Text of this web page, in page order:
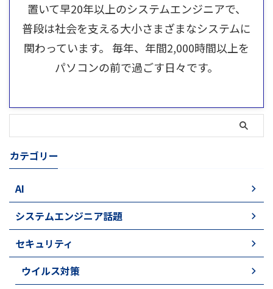
置いて早20年以上のシステムエンジニアで、
普段は社会を支える大小さまざまなシステムに
関わっています。 毎年、年間2,000時間以上を
パソコンの前で過ごす日々です。
カテゴリー
AI
システムエンジニア話題
セキュリティ
ウイルス対策